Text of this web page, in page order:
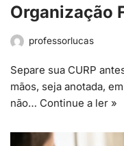
Organização
professorlucas
Separe sua CURP
mãos, seja anotada,
não… Continue a ler »